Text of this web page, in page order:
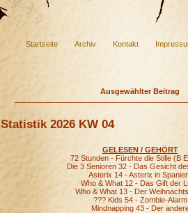
Startseite Archiv Kontakt
Ausgewählter Beitrag
Statistik 2026 KW 04
GELESEN / GEHÖRT
72 Stunden - Fürchte die Stille (B
Die 3 Senioren 32 - Das Gesicht
Asterix 14 - Asterix in
Who & What 12 - Das Gift der
Who & What 13 - Der
??? Kids 54 - Zombie-Alarm
Mindnapping 43 - Der